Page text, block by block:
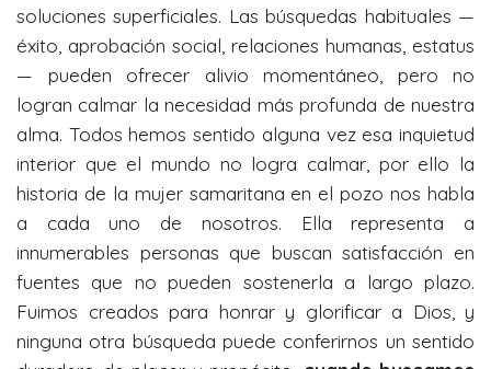
soluciones superficiales. Las búsquedas habituales —
éxito, aprobación social, relaciones humanas, estatus
— pueden ofrecer alivio momentáneo, pero no
logran calmar la necesidad más profunda de nuestra
alma. Todos hemos sentido alguna vez esa inquietud
interior que el mundo no logra calmar, por ello la
historia de la mujer samaritana en el pozo nos habla
a cada uno de nosotros. Ella representa a
innumerables personas que buscan satisfacción en
fuentes que no pueden sostenerla a largo plazo.
Fuimos creados para honrar y glorificar a Dios, y
ninguna otra búsqueda puede conferirnos un sentido